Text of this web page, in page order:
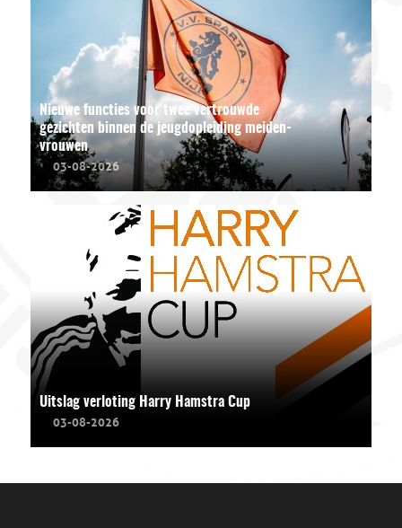
Nieuwe functies voor twee vertrouwde
gezichten binnen de jeugdopleiding meiden-
vrouwen
03-08-2026
Uitslag verloting Harry Hamstra Cup
03-08-2026